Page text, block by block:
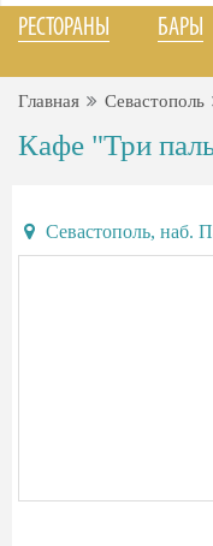
РЕСТОРАНЫ БАРЫ
Главная Севастополь
Кафе "Три
Севастополь, наб.